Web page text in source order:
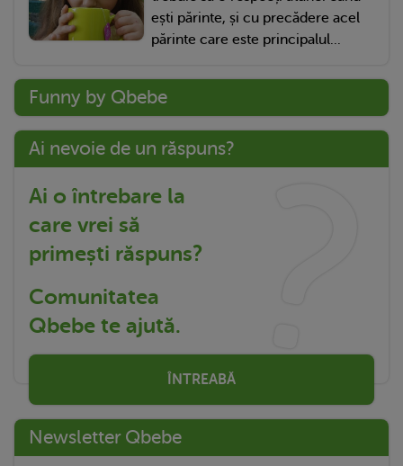
ești părinte, și cu precădere acel
părinte care este principalul...
Funny by Qbebe
Ai nevoie de un răspuns?
Ai o întrebare la
care vrei să
primești răspuns?
Comunitatea
Qbebe te ajută.
ÎNTREABĂ
Newsletter Qbebe